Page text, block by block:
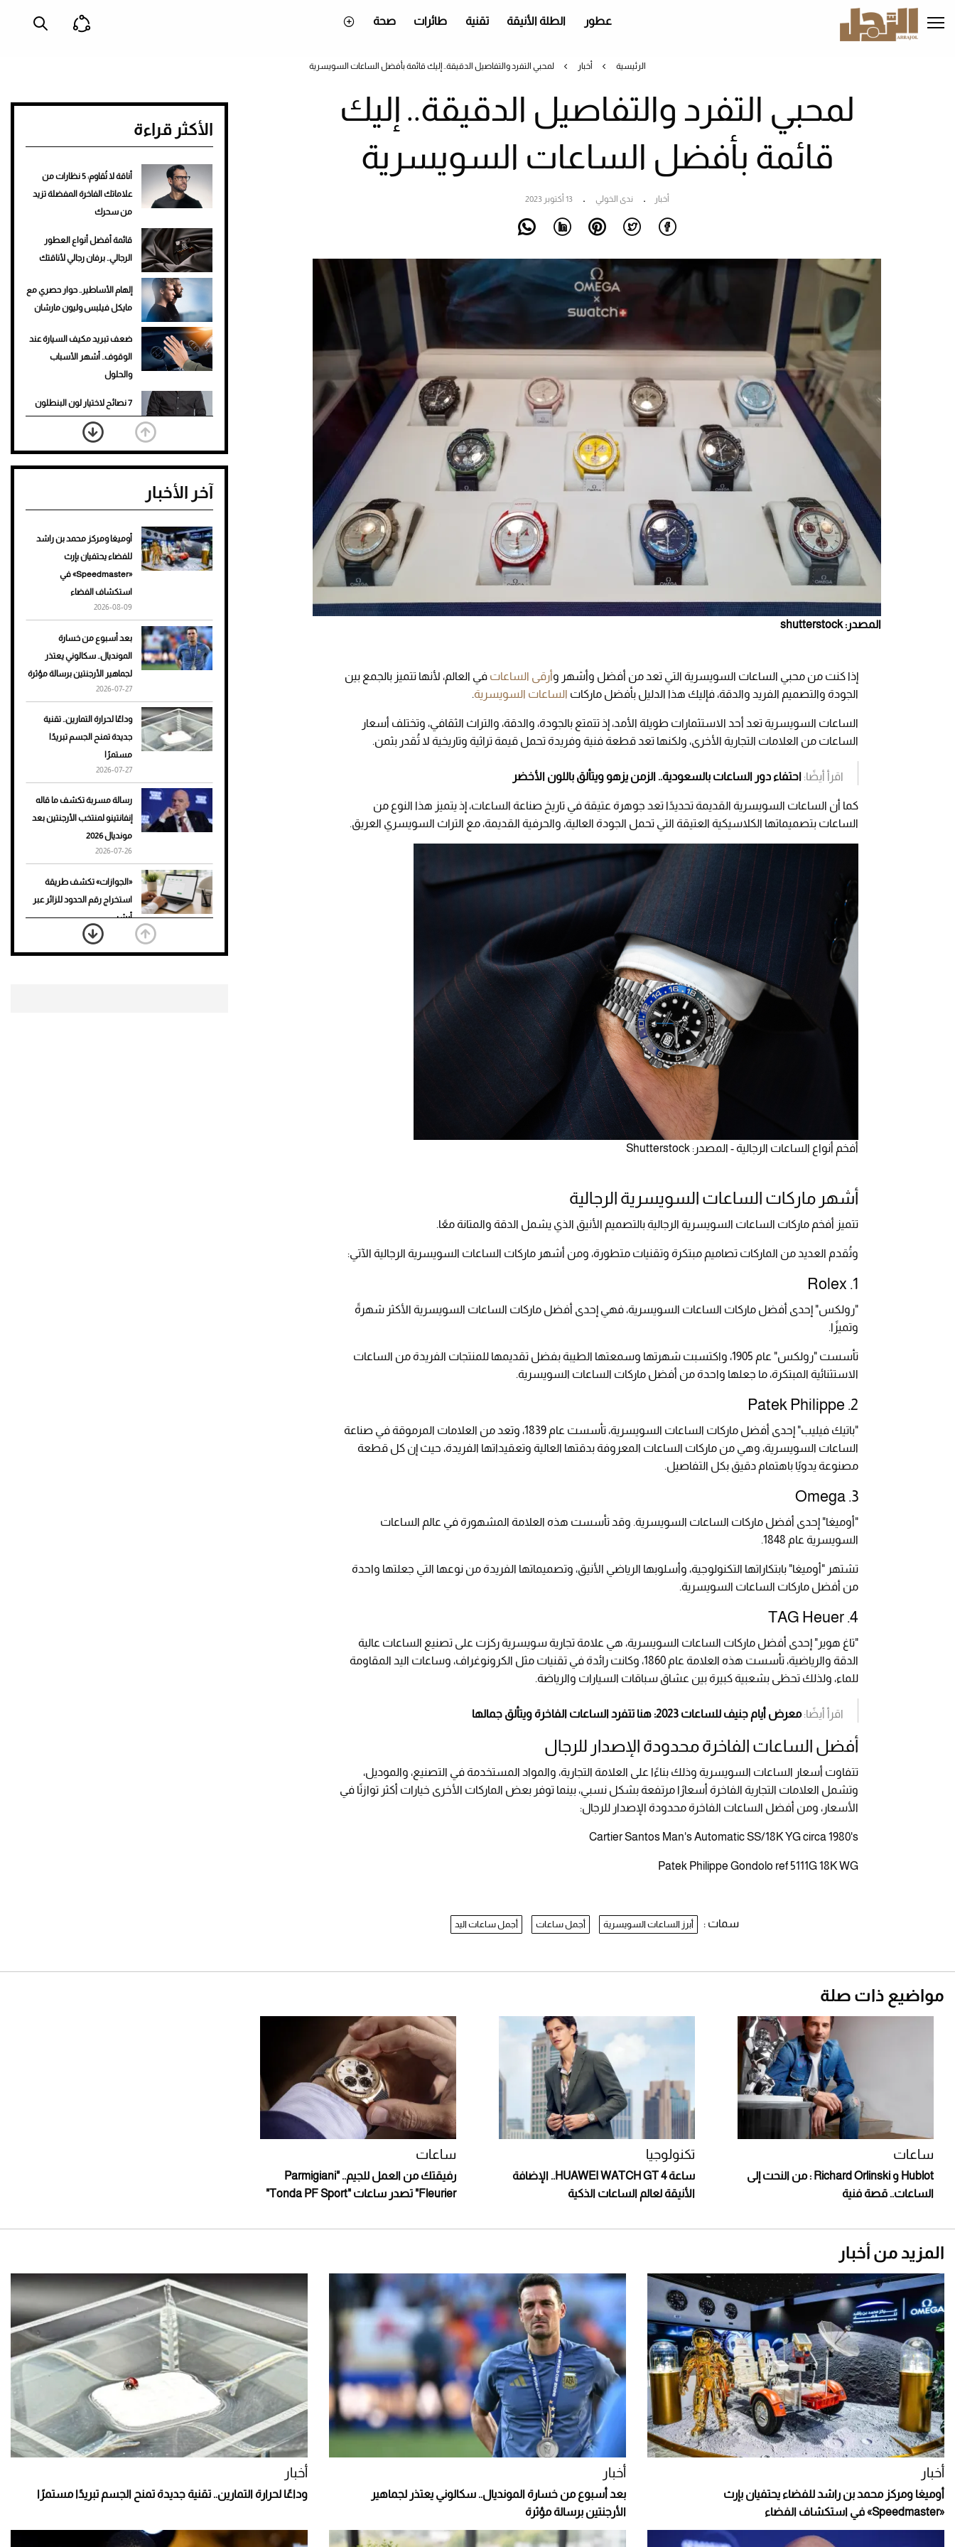
إلى
المحتوى
عطور الطلة الأنيقة تقنية طائرات صحة
الرئيسية أخبار لمحبي التفرد والتفاصيل الدقيقة.. إليك قائمة بأفضل الساعات السويسرية
لمحبي التفرد والتفاصيل الدقيقة.. إليك
قائمة بأفضل الساعات السويسرية
أخبار ندى الخولي 13 أكتوبر 2023
المصدر: shutterstock
إذا كنت من محبي الساعات السويسرية التي تعد من أفضل وأشهر وأرقى الساعات في العالم، لأنها تتميز بالجمع بين
الجودة والتصميم الفريد والدقة، فإليك هذا الدليل بأفضل ماركات الساعات السويسرية.
الساعات السويسرية تعد أحد الاستثمارات طويلة الأمد، إذ تتمتع بالجودة، والدقة، والتراث الثقافي، وتختلف أسعار
الساعات من العلامات التجارية الأخرى، ولكنها تعد قطعة فنية وفريدة تحمل قيمة تراثية وتاريخية لا تُقدر بثمن.
اقرأ أيضًا: احتفاء دور الساعات بالسعودية.. الزمن يزهو ويتألق باللون الأخضر
كما أن الساعات السويسرية القديمة تحديدًا تعد جوهرة عتيقة في تاريخ صناعة الساعات، إذ يتميز هذا النوع من
الساعات بتصميماتها الكلاسيكية العتيقة التي تحمل الجودة العالية، والحرفية القديمة، مع التراث السويسري العريق.
أفخم أنواع الساعات الرجالية - المصدر: Shutterstock
أشهر ماركات الساعات السويسرية الرجالية
تتميز أفخم ماركات الساعات السويسرية الرجالية بالتصميم الأنيق الذي يشمل الدقة والمتانة معًا.
وتُقدم العديد من الماركات تصاميم مبتكرة وتقنيات متطورة، ومن أشهر ماركات الساعات السويسرية الرجالية الآتي:
1.
Rolex
"رولكس" إحدى أفضل ماركات الساعات السويسرية، فهي إحدى أفضل ماركات الساعات السويسرية الأكثر شهرةً
وتميزًا.
تأسست "رولكس" عام 1905، واكتسبت شهرتها وسمعتها الطيبة بفضل تقديمها للمنتجات الفريدة من الساعات
الاستثنائية المبتكرة، ما جعلها واحدة من أفضل ماركات الساعات السويسرية.
2.
Patek Philippe
"باتيك فيليب" إحدى أفضل ماركات الساعات السويسرية، تأسست عام 1839، وتعد من العلامات المرموقة في صناعة
الساعات السويسرية، وهي من ماركات الساعات المعروفة بدقتها العالية وتعقيداتها الفريدة، حيث إن كل قطعة
مصنوعة يدويًا باهتمام دقيق بكل التفاصيل.
3.
Omega
"أوميغا" إحدى أفضل ماركات الساعات السويسرية. وقد تأسست هذه العلامة المشهورة في عالم الساعات
السويسرية عام 1848.
تشتهر "أوميغا" بابتكاراتها التكنولوجية، وأسلوبها الرياضي الأنيق، وتصميماتها الفريدة من نوعها التي جعلتها واحدة
من أفضل ماركات الساعات السويسرية.
4.
TAG Heuer
"تاغ هوير" إحدى أفضل ماركات الساعات السويسرية، هي علامة تجارية سويسرية ركزت على تصنيع الساعات عالية
الدقة والرياضية، تأسست هذه العلامة عام 1860، وكانت رائدة في تقنيات مثل الكرونوغراف، وساعات اليد المقاومة
للماء، ولذلك تحظى بشعبية كبيرة بين عشاق سباقات السيارات والرياضة.
اقرأ أيضًا:معرض أيام جنيف للساعات 2023: هنا تتفرد الساعات الفاخرة ويتألق جمالها
أفضل الساعات الفاخرة محدودة الإصدار للرجال
تتفاوت أسعار الساعات السويسرية وذلك بناءًا على العلامة التجارية، والمواد المستخدمة في التصنيع، والموديل،
وتشمل العلامات التجارية الفاخرة أسعارًا مرتفعة بشكل نسبي، بينما توفر بعض الماركات الأخرى خيارات أكثر توازنًا في
الأسعار، ومن أفضل الساعات الفاخرة محدودة الإصدار للرجال:
Cartier Santos Man's Automatic SS/18K YG circa 1980's
Patek Philippe Gondolo ref 5111G 18K WG
الأكثر قراءة
أناقة لا تُقاوم: 5 نظارات من
علاماتك الفاخرة المفضلة تزيد
من سحرك
قائمة أفضل أنواع العطور
الرجالي.. برفان رجالي لأناقتك
إلهام الأساطير.. حوار حصري مع
مايكل فيلبس وليون مارشان
ضعف تبريد مكيف السيارة عند
الوقوف.. أشهر الأسباب
والحلول
7 نصائح لاختيار لون البنطلون
المناسب للقميص الأسود
نرى المستقبل من خلال
تصميماتنا.. كيف حجزت 1886
تمنحك فخامة استثنائية
لإطلالة جريئة وعصرية
أحذية Mary Jane: ترف وأناقة
آخر الأخبار
أوميغا ومركز محمد بن راشد
للفضاء يحتفيان بإرث
«Speedmaster» في
استكشاف الفضاء
2026-08-09
بعد أسبوع من خسارة
المونديال.. سكالوني يعتذر
لجماهير الأرجنتين برسالة مؤثرة
2026-07-27
وداعًا لحرارة التمارين.. تقنية
جديدة تمنح الجسم تبريدًا
مستمرًا
2026-07-27
رسالة مسربة تكشف ما قاله
إنفانتينو لمنتخب الأرجنتين بعد
مونديال 2026
2026-07-26
«الجوازات» تكشف طريقة
استخراج رقم الحدود للزائر عبر
أبشر
2026-07-26
سمات : أبرز الساعات السويسرية أجمل ساعات أجمل ساعات اليد
مواضيع ذات صلة
ساعات
Hublot و Richard Orlinski : من النحت إلى
الساعات.. قصة فنية
تكنولوجيا
ساعة HUAWEI WATCH GT 4.. الإضافة
الأنيقة لعالم الساعات الذكية
ساعات
رفيقتك من العمل للجيم.. "Parmigiani
Fleurier" تصدر ساعات "Tonda PF Sport"
المزيد من أخبار
أخبار
أوميغا ومركز محمد بن راشد للفضاء يحتفيان بإرث
«Speedmaster» في استكشاف الفضاء
أخبار
بعد أسبوع من خسارة المونديال.. سكالوني يعتذر لجماهير
الأرجنتين برسالة مؤثرة
أخبار
وداعًا لحرارة التمارين.. تقنية جديدة تمنح الجسم تبريدًا مستمرًا